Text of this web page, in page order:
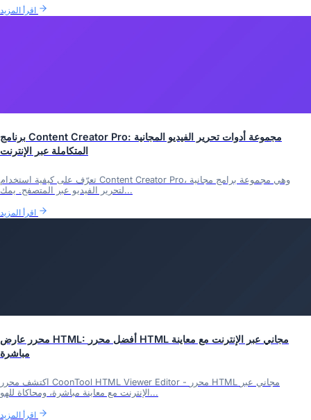
برنامج Content Creator Pro: مجموعة أدوات تحرير الفيديو المجانية
المتكاملة عبر الإنترنت
تعرّف على كيفية استخدام Content Creator Pro، وهي مجموعة برامج مجانية
لتحرير الفيديو عبر المتصفح. يمك...
محرر عارض HTML: أفضل محرر HTML مجاني عبر الإنترنت مع معاينة
مباشرة
اكتشف محرر CoonTool HTML Viewer Editor - محرر HTML مجاني عبر
الإنترنت مع معاينة مباشرة، ومحاكاة للهو...